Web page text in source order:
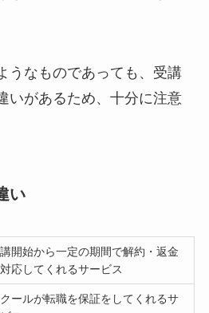
うなものであっても、受講
いがあるため、十分に注意
い
開始から一定の期間で解約・返金
応してくれるサービス
ールが転職を保証をしてくれるサ